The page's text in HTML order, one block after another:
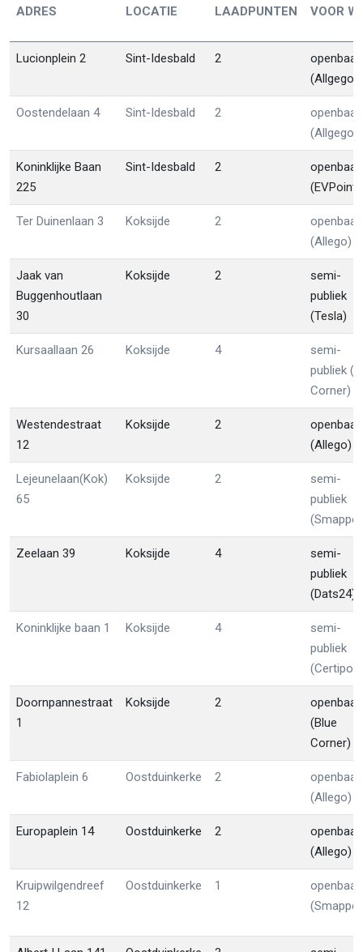
ADRES LOCATIE
LAADPUNTEN
VOOR
Lucionplein 2 Sint-Idesbald 2
openbaar
(Allgego)
Oostendelaan 4 Sint-Idesbald 2
openbaar
(Allgego)
Koninklijke Baan
225
Sint-Idesbald 2
openbaar
(EVPoint)
Ter Duinenlaan 3 Koksijde 2
openbaar
(Allego)
Jaak van
Buggenhoutlaan
30
Koksijde 2
semi-
publiek
(Tesla)
Kursaallaan 26 Koksijde 4
semi-
publiek
Corner)
Westendestraat
12
Koksijde 2
openbaar
(Allego)
Lejeunelaan(Kok)
65
Koksijde 2
semi-
publiek
Zeelaan 39 Koksijde 4
semi-
publiek
(Dats24)
Koninklijke baan 1 Koksijde 4
semi-
publiek
Doornpannestraat
1
Koksijde 2
openbaar
(Blue
Corner)
Fabiolaplein 6 Oostduinkerke 2
openbaar
(Allego)
Europaplein 14 Oostduinkerke 2
openbaar
(Allego)
Kruipwilgendreef
12
Oostduinkerke 1
openbaar